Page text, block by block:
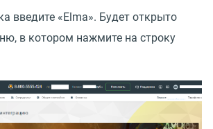
введите «Elma». Будет открыто
в котором нажмите на строку